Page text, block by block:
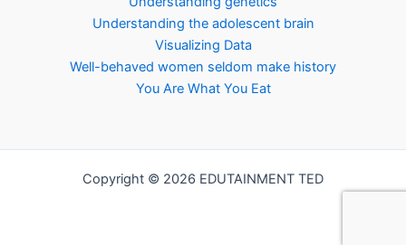
Understanding the adolescent brain
Visualizing Data
Well-behaved women seldom make history
You Are What You Eat
Copyright © 2026 EDUTAINMENT TED